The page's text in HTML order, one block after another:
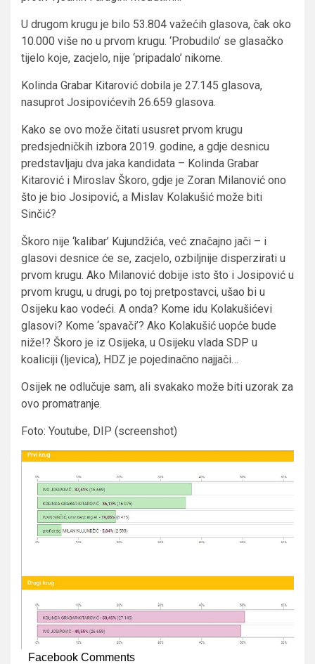
U drugom krugu je bilo 53.804 važećih glasova, čak oko
10.000 više no u prvom krugu. ‘Probudilo’ se glasačko
tijelo koje, zacjelo, nije ‘pripadalo’ nikome.
Kolinda Grabar Kitarović dobila je 27.145 glasova,
nasuprot Josipovićevih 26.659 glasova.
Kako se ovo može čitati ususret prvom krugu
predsjedničkih izbora 2019. godine, a gdje desnicu
predstavljaju dva jaka kandidata – Kolinda Grabar
Kitarović i Miroslav Škoro, gdje je Zoran Milanović ono
što je bio Josipović, a Mislav Kolakušić može biti
Sinčić?
Škoro nije ‘kalibar’ Kujundžića, već značajno jači – i
glasovi desnice će se, zacjelo, ozbiljnije disperzirati u
prvom krugu. Ako Milanović dobije isto što i Josipović u
prvom krugu, u drugi, po toj pretpostavci, ušao bi u
Osijeku kao vodeći. A onda? Kome idu Kolakušićevi
glasovi? Kome ‘spavači’? Ako Kolakušić uopće bude
niže!? Škoro je iz Osijeka, u Osijeku vlada SDP u
koaliciji (ljevica), HDZ je pojedinačno najjači…
Osijek ne odlučuje sam, ali svakako može biti uzorak za
ovo promatranje.
Foto: Youtube, DIP (screenshot)
Facebook Comments